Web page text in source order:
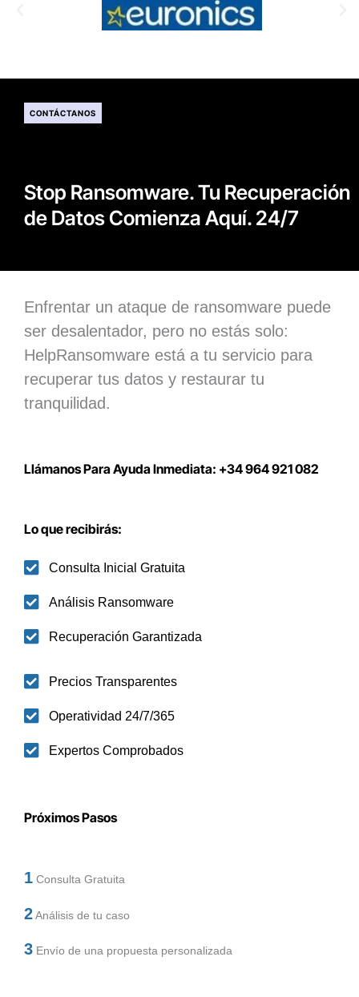
CONTÁCTANOS
Stop Ransomware. Tu Recuperación
de Datos Comienza Aquí. 24/7
Enfrentar un ataque de ransomware puede
ser desalentador, pero no estás solo:
HelpRansomware está a tu servicio para
recuperar tus datos y restaurar tu
tranquilidad.
Llámanos Para Ayuda Inmediata: +34 964 921 082
Lo que recibirás:
Consulta Inicial Gratuita
Análisis Ransomware
Recuperación Garantizada
Precios Transparentes
Operatividad 24/7/365
Expertos Comprobados
Próximos Pasos
1 Consulta Gratuita
2Análisis de tu caso
3 Envío de una propuesta personalizada